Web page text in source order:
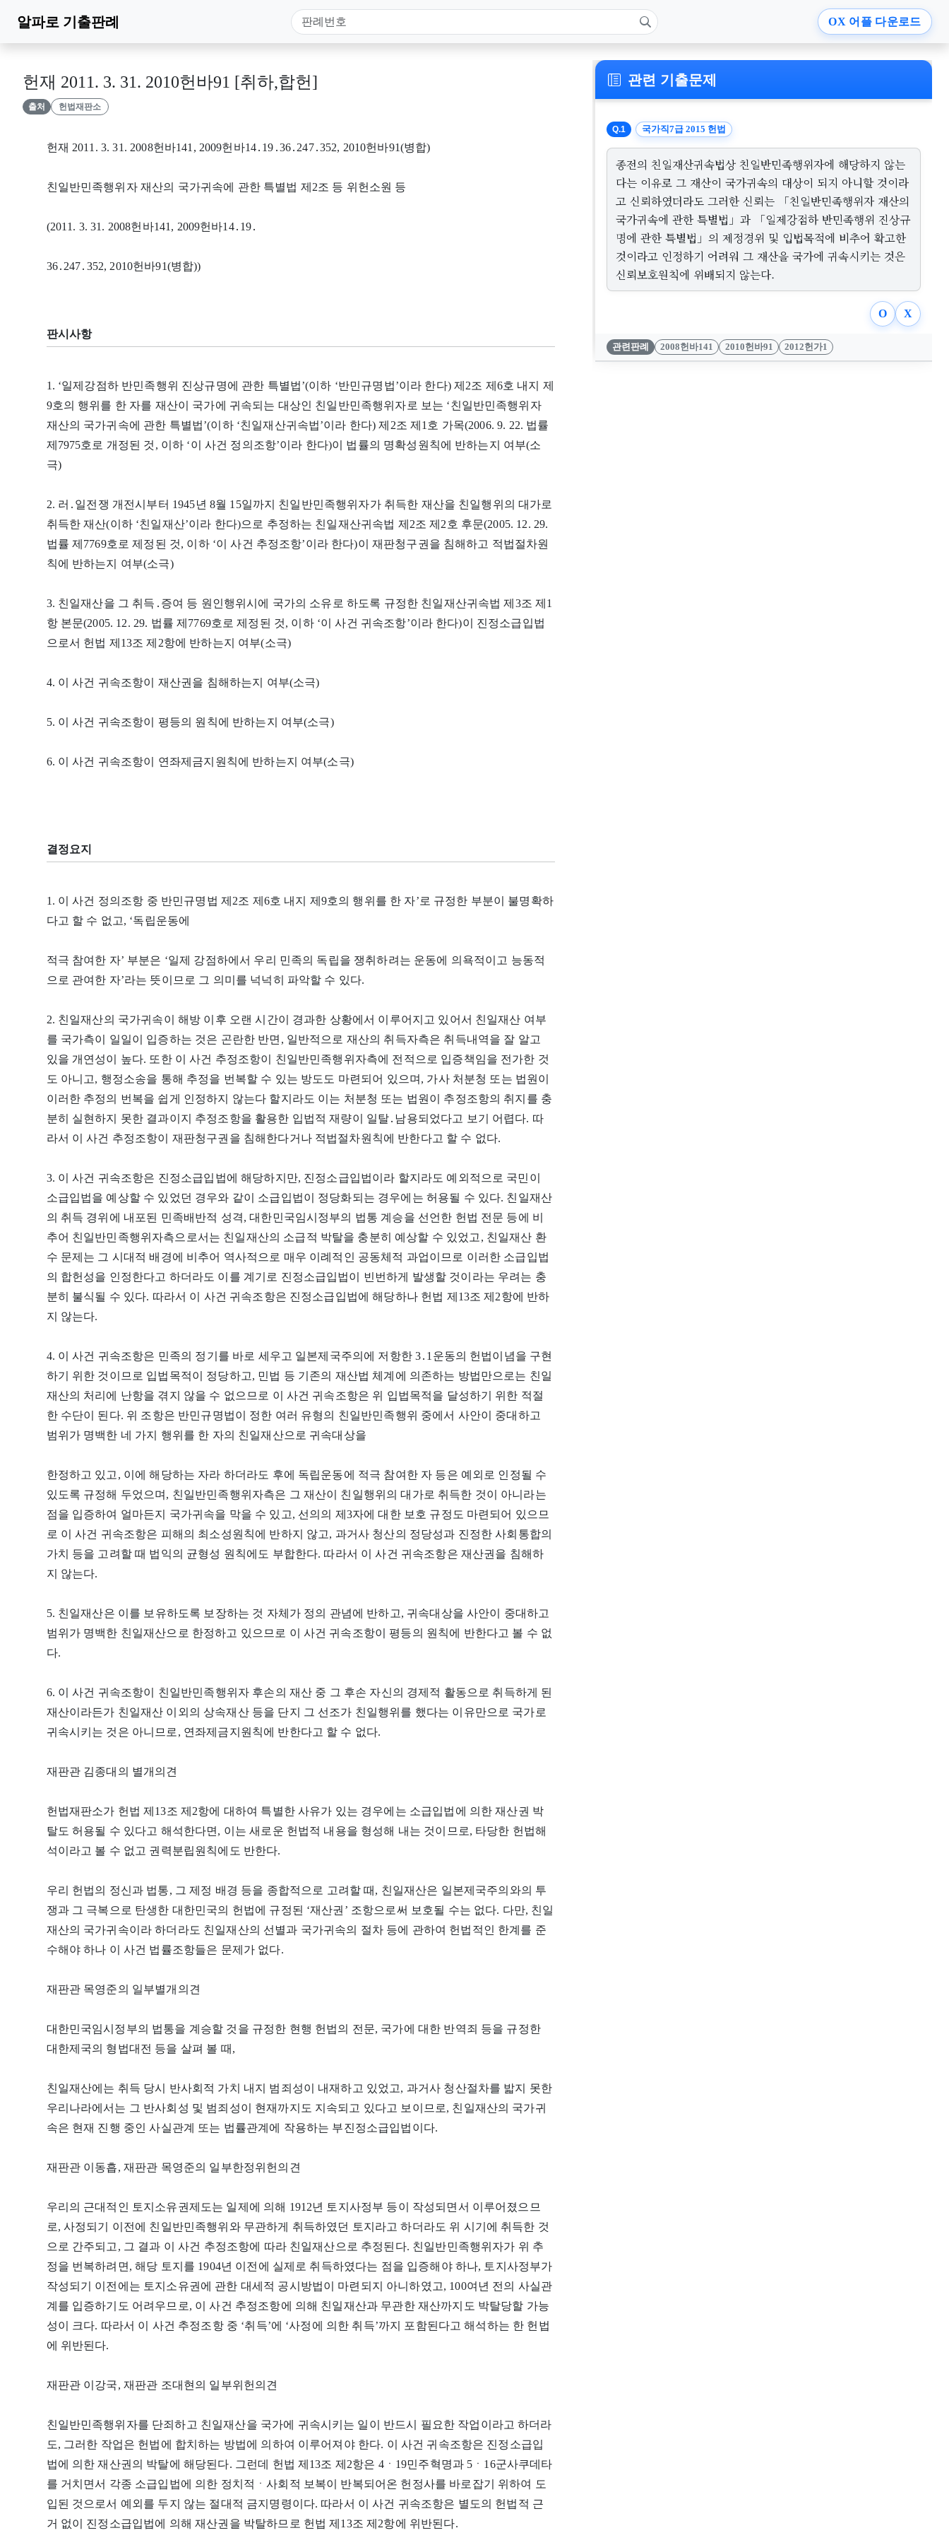
알파로 기출판례 OX 어플 다운로드
헌재 2011. 3. 31. 2010헌바91 [취하,합헌]
출처 헌법재판소
헌재 2011. 3. 31. 2008헌바141, 2009헌바14․19․36․247․352, 2010헌바91(병합)
친일반민족행위자 재산의 국가귀속에 관한 특별법 제2조 등 위헌소원 등
(2011. 3. 31. 2008헌바141, 2009헌바14․19․
36․247․352, 2010헌바91(병합))
판시사항
1. ‘일제강점하 반민족행위 진상규명에 관한 특별법’(이하 ‘반민규명법’이라 한다) 제2조 제6호 내지 제
9호의 행위를 한 자를 재산이 국가에 귀속되는 대상인 친일반민족행위자로 보는 ‘친일반민족행위자
재산의 국가귀속에 관한 특별법’(이하 ‘친일재산귀속법’이라 한다) 제2조 제1호 가목(2006. 9. 22. 법률
제7975호로 개정된 것, 이하 ‘이 사건 정의조항’이라 한다)이 법률의 명확성원칙에 반하는지 여부(소
극)
2. 러․일전쟁 개전시부터 1945년 8월 15일까지 친일반민족행위자가 취득한 재산을 친일행위의 대가로
취득한 재산(이하 ‘친일재산’이라 한다)으로 추정하는 친일재산귀속법 제2조 제2호 후문(2005. 12. 29.
법률 제7769호로 제정된 것, 이하 ‘이 사건 추정조항’이라 한다)이 재판청구권을 침해하고 적법절차원
칙에 반하는지 여부(소극)
3. 친일재산을 그 취득․증여 등 원인행위시에 국가의 소유로 하도록 규정한 친일재산귀속법 제3조 제1
항 본문(2005. 12. 29. 법률 제7769호로 제정된 것, 이하 ‘이 사건 귀속조항’이라 한다)이 진정소급입법
으로서 헌법 제13조 제2항에 반하는지 여부(소극)
4. 이 사건 귀속조항이 재산권을 침해하는지 여부(소극)
5. 이 사건 귀속조항이 평등의 원칙에 반하는지 여부(소극)
6. 이 사건 귀속조항이 연좌제금지원칙에 반하는지 여부(소극)
결정요지
1. 이 사건 정의조항 중 반민규명법 제2조 제6호 내지 제9호의 행위를 한 자’로 규정한 부분이 불명확하
다고 할 수 없고, ‘독립운동에
적극 참여한 자’ 부분은 ‘일제 강점하에서 우리 민족의 독립을 쟁취하려는 운동에 의욕적이고 능동적
으로 관여한 자’라는 뜻이므로 그 의미를 넉넉히 파악할 수 있다.
2. 친일재산의 국가귀속이 해방 이후 오랜 시간이 경과한 상황에서 이루어지고 있어서 친일재산 여부
를 국가측이 일일이 입증하는 것은 곤란한 반면, 일반적으로 재산의 취득자측은 취득내역을 잘 알고
있을 개연성이 높다. 또한 이 사건 추정조항이 친일반민족행위자측에 전적으로 입증책임을 전가한 것
도 아니고, 행정소송을 통해 추정을 번복할 수 있는 방도도 마련되어 있으며, 가사 처분청 또는 법원이
이러한 추정의 번복을 쉽게 인정하지 않는다 할지라도 이는 처분청 또는 법원이 추정조항의 취지를 충
분히 실현하지 못한 결과이지 추정조항을 활용한 입법적 재량이 일탈․남용되었다고 보기 어렵다. 따
라서 이 사건 추정조항이 재판청구권을 침해한다거나 적법절차원칙에 반한다고 할 수 없다.
3. 이 사건 귀속조항은 진정소급입법에 해당하지만, 진정소급입법이라 할지라도 예외적으로 국민이
소급입법을 예상할 수 있었던 경우와 같이 소급입법이 정당화되는 경우에는 허용될 수 있다. 친일재산
의 취득 경위에 내포된 민족배반적 성격, 대한민국임시정부의 법통 계승을 선언한 헌법 전문 등에 비
추어 친일반민족행위자측으로서는 친일재산의 소급적 박탈을 충분히 예상할 수 있었고, 친일재산 환
수 문제는 그 시대적 배경에 비추어 역사적으로 매우 이례적인 공동체적 과업이므로 이러한 소급입법
의 합헌성을 인정한다고 하더라도 이를 계기로 진정소급입법이 빈번하게 발생할 것이라는 우려는 충
분히 불식될 수 있다. 따라서 이 사건 귀속조항은 진정소급입법에 해당하나 헌법 제13조 제2항에 반하
지 않는다.
4. 이 사건 귀속조항은 민족의 정기를 바로 세우고 일본제국주의에 저항한 3․1운동의 헌법이념을 구현
하기 위한 것이므로 입법목적이 정당하고, 민법 등 기존의 재산법 체계에 의존하는 방법만으로는 친일
재산의 처리에 난항을 겪지 않을 수 없으므로 이 사건 귀속조항은 위 입법목적을 달성하기 위한 적절
한 수단이 된다. 위 조항은 반민규명법이 정한 여러 유형의 친일반민족행위 중에서 사안이 중대하고
범위가 명백한 네 가지 행위를 한 자의 친일재산으로 귀속대상을
한정하고 있고, 이에 해당하는 자라 하더라도 후에 독립운동에 적극 참여한 자 등은 예외로 인정될 수
있도록 규정해 두었으며, 친일반민족행위자측은 그 재산이 친일행위의 대가로 취득한 것이 아니라는
점을 입증하여 얼마든지 국가귀속을 막을 수 있고, 선의의 제3자에 대한 보호 규정도 마련되어 있으므
로 이 사건 귀속조항은 피해의 최소성원칙에 반하지 않고, 과거사 청산의 정당성과 진정한 사회통합의
가치 등을 고려할 때 법익의 균형성 원칙에도 부합한다. 따라서 이 사건 귀속조항은 재산권을 침해하
지 않는다.
5. 친일재산은 이를 보유하도록 보장하는 것 자체가 정의 관념에 반하고, 귀속대상을 사안이 중대하고
범위가 명백한 친일재산으로 한정하고 있으므로 이 사건 귀속조항이 평등의 원칙에 반한다고 볼 수 없
다.
6. 이 사건 귀속조항이 친일반민족행위자 후손의 재산 중 그 후손 자신의 경제적 활동으로 취득하게 된
재산이라든가 친일재산 이외의 상속재산 등을 단지 그 선조가 친일행위를 했다는 이유만으로 국가로
귀속시키는 것은 아니므로, 연좌제금지원칙에 반한다고 할 수 없다.
재판관 김종대의 별개의견
헌법재판소가 헌법 제13조 제2항에 대하여 특별한 사유가 있는 경우에는 소급입법에 의한 재산권 박
탈도 허용될 수 있다고 해석한다면, 이는 새로운 헌법적 내용을 형성해 내는 것이므로, 타당한 헌법해
석이라고 볼 수 없고 권력분립원칙에도 반한다.
우리 헌법의 정신과 법통, 그 제정 배경 등을 종합적으로 고려할 때, 친일재산은 일본제국주의와의 투
쟁과 그 극복으로 탄생한 대한민국의 헌법에 규정된 ‘재산권’ 조항으로써 보호될 수는 없다. 다만, 친일
재산의 국가귀속이라 하더라도 친일재산의 선별과 국가귀속의 절차 등에 관하여 헌법적인 한계를 준
수해야 하나 이 사건 법률조항들은 문제가 없다.
재판관 목영준의 일부별개의견
대한민국임시정부의 법통을 계승할 것을 규정한 현행 헌법의 전문, 국가에 대한 반역죄 등을 규정한
대한제국의 형법대전 등을 살펴 볼 때,
친일재산에는 취득 당시 반사회적 가치 내지 범죄성이 내재하고 있었고, 과거사 청산절차를 밟지 못한
우리나라에서는 그 반사회성 및 범죄성이 현재까지도 지속되고 있다고 보이므로, 친일재산의 국가귀
속은 현재 진행 중인 사실관계 또는 법률관계에 작용하는 부진정소급입법이다.
재판관 이동흡, 재판관 목영준의 일부한정위헌의견
우리의 근대적인 토지소유권제도는 일제에 의해 1912년 토지사정부 등이 작성되면서 이루어졌으므
로, 사정되기 이전에 친일반민족행위와 무관하게 취득하였던 토지라고 하더라도 위 시기에 취득한 것
으로 간주되고, 그 결과 이 사건 추정조항에 따라 친일재산으로 추정된다. 친일반민족행위자가 위 추
정을 번복하려면, 해당 토지를 1904년 이전에 실제로 취득하였다는 점을 입증해야 하나, 토지사정부가
작성되기 이전에는 토지소유권에 관한 대세적 공시방법이 마련되지 아니하였고, 100여년 전의 사실관
계를 입증하기도 어려우므로, 이 사건 추정조항에 의해 친일재산과 무관한 재산까지도 박탈당할 가능
성이 크다. 따라서 이 사건 추정조항 중 ‘취득’에 ‘사정에 의한 취득’까지 포함된다고 해석하는 한 헌법
에 위반된다.
재판관 이강국, 재판관 조대현의 일부위헌의견
친일반민족행위자를 단죄하고 친일재산을 국가에 귀속시키는 일이 반드시 필요한 작업이라고 하더라
도, 그러한 작업은 헌법에 합치하는 방법에 의하여 이루어져야 한다. 이 사건 귀속조항은 진정소급입
법에 의한 재산권의 박탈에 해당된다. 그런데 헌법 제13조 제2항은 4ㆍ19민주혁명과 5ㆍ16군사쿠데타
를 거치면서 각종 소급입법에 의한 정치적ㆍ사회적 보복이 반복되어온 헌정사를 바로잡기 위하여 도
입된 것으로서 예외를 두지 않는 절대적 금지명령이다. 따라서 이 사건 귀속조항은 별도의 헌법적 근
거 없이 진정소급입법에 의해 재산권을 박탈하므로 헌법 제13조 제2항에 위반된다.
관련 기출문제
Q.1 국가직7급 2015 헌법
종전의 친일재산귀속법상 친일반민족행위자에 해당하지 않는
다는 이유로 그 재산이 국가귀속의 대상이 되지 아니할 것이라
고 신뢰하였더라도 그러한 신뢰는 「친일반민족행위자 재산의
국가귀속에 관한 특별법」과 「일제강점하 반민족행위 진상규
명에 관한 특별법」의 제정경위 및 입법목적에 비추어 확고한
것이라고 인정하기 어려워 그 재산을 국가에 귀속시키는 것은
신뢰보호원칙에 위배되지 않는다.
O X
관련판례 2008헌바141 2010헌바91 2012헌가1